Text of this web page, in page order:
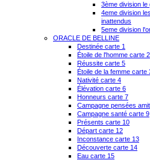
3ème division
4eme division
inattendus
5eme division
ORACLE DE BELLINE
Destinée carte 1
Étoile de l'homme carte 2
Réussite carte 5
Étoile de la femme carte
Nativité carte 4
Élévation carte 6
Honneurs carte 7
Campagne pensées
Campagne santé carte 9
Présents carte 10
Départ carte 12
Inconstance carte 13
Découverte carte 14
Eau carte 15